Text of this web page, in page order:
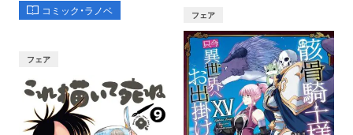
コミック・ラノベ
フェア
フェア